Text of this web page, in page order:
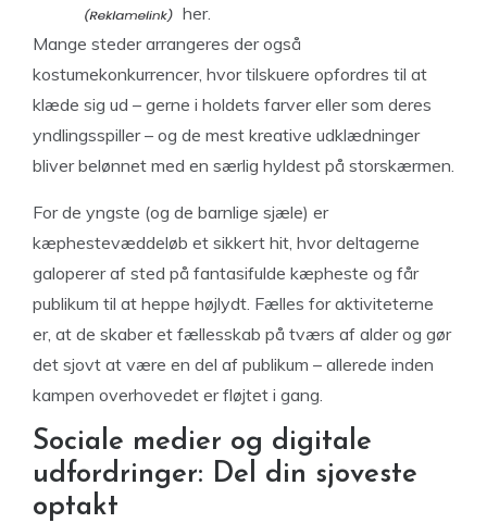
her.
Mange steder arrangeres der også
kostumekonkurrencer, hvor tilskuere opfordres til at
klæde sig ud – gerne i holdets farver eller som deres
yndlingsspiller – og de mest kreative udklædninger
bliver belønnet med en særlig hyldest på storskærmen.
For de yngste (og de barnlige sjæle) er
kæphestevæddeløb et sikkert hit, hvor deltagerne
galoperer af sted på fantasifulde kæpheste og får
publikum til at heppe højlydt. Fælles for aktiviteterne
er, at de skaber et fællesskab på tværs af alder og gør
det sjovt at være en del af publikum – allerede inden
kampen overhovedet er fløjtet i gang.
Sociale medier og digitale
udfordringer: Del din sjoveste
optakt